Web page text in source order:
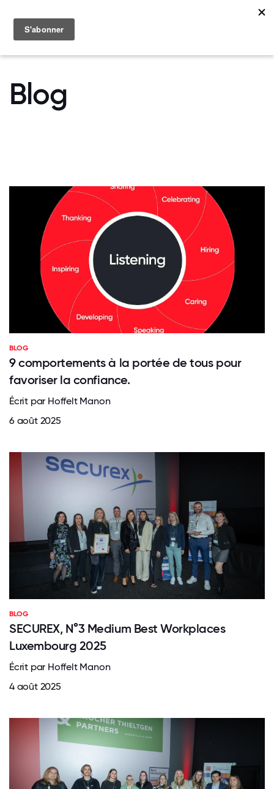
MENU
Blog
BLOG
9 comportements à la portée de tous pour
favoriser la confiance.
Écrit par Hoffelt Manon
6 août 2025
BLOG
SECUREX, N°3 Medium Best Workplaces
Luxembourg 2025
Écrit par Hoffelt Manon
4 août 2025